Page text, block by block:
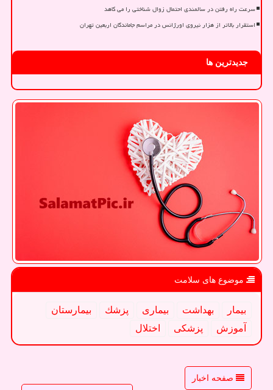
سرعت راه رفتن در سالمندی احتمال زوال شناختی را می کاهد
استقرار بالاتر از هزار نیروی اورژانس در مراسم جاماندگان اربعین تهران
جدیدترین ها
موضوع های سلامت
بیمار بهداشت بیماری پزشك
بیمارستان
آموزش
پزشكی اختلال
صفحه اخبار